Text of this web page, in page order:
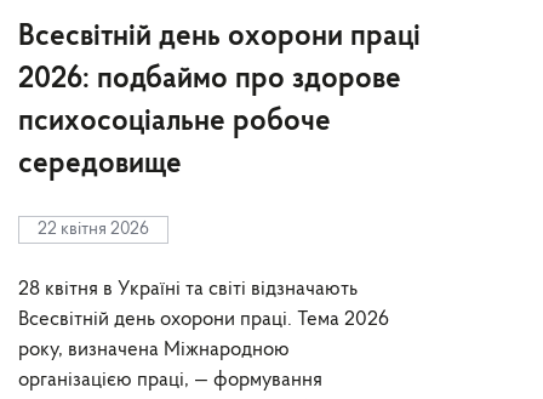
Всесвітній день охорони праці
2026: подбаймо про здорове
психосоціальне робоче
середовище
22 квітня 2026
28 квітня в Україні та світі відзначають
Всесвітній день охорони праці. Тема 2026
року, визначена Міжнародною
організацією праці, — формування